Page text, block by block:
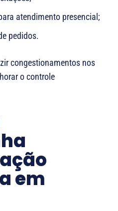
atendimento presencial;
pedidos.
congestionamentos nos
o controle
em